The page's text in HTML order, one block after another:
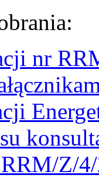
nr
Z/